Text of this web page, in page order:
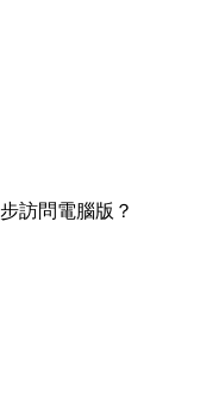
訪問電腦版？